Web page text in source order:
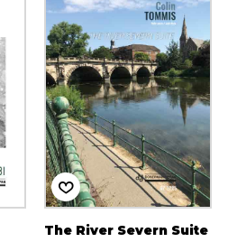
The River Severn Suite